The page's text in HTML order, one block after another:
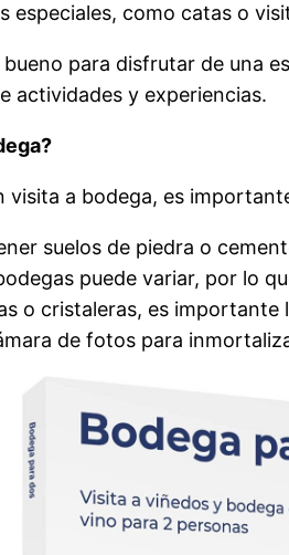
especiales, como catas o
para disfrutar de una
actividades y experiencias.
a bodega, es
suelos de piedra o
puede variar, por lo
o cristaleras, es
de fotos para